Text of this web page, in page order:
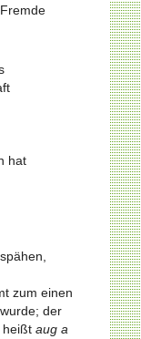
hat
zum einen
der
heißt aug a